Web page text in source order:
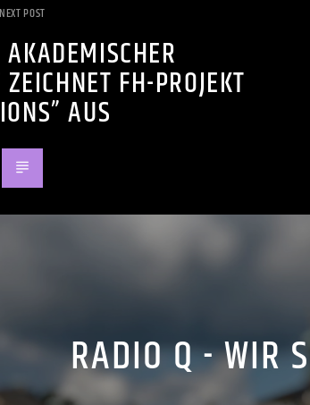
NEXT POST
FH-PROJEKT
AUS
RADIO Q - WIR